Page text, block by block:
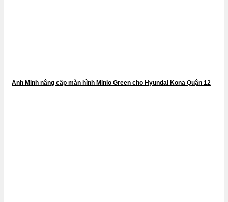
Anh Minh nâng cấp màn hình Minio Green cho Hyundai Kona Quận 12